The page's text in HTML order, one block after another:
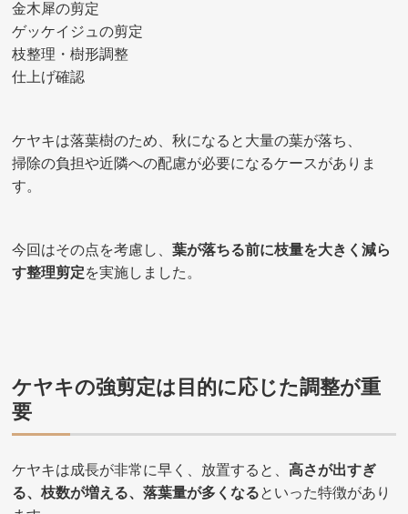
金木犀の剪定
ゲッケイジュの剪定
枝整理・樹形調整
仕上げ確認
ケヤキは落葉樹のため、秋になると大量の葉が落ち、
掃除の負担や近隣への配慮が必要になるケースがありま
す。
今回はその点を考慮し、葉が落ちる前に枝量を大きく減ら
す整理剪定を実施しました。
ケヤキの強剪定は目的に応じた調整が重
要
ケヤキは成長が非常に早く、放置すると、高さが出すぎ
る、枝数が増える、落葉量が多くなるといった特徴があり